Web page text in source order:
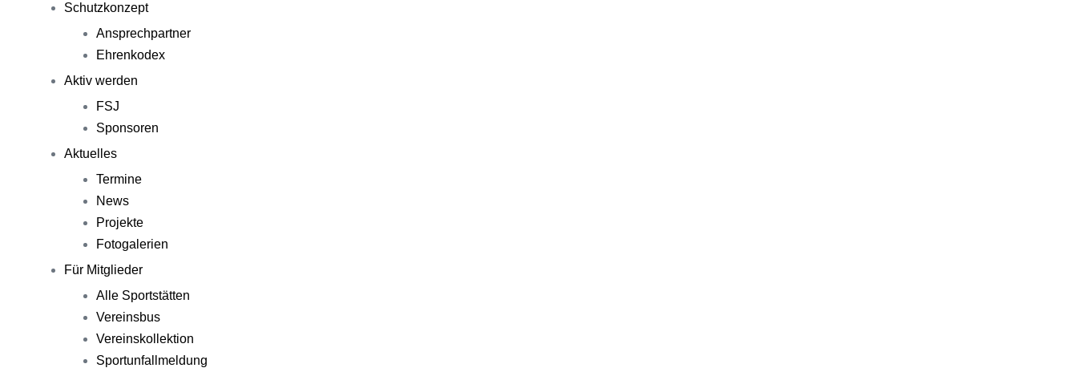
Schutzkonzept
Ansprechpartner
Ehrenkodex
Aktiv werden
FSJ
Sponsoren
Aktuelles
Termine
News
Projekte
Fotogalerien
Für Mitglieder
Alle Sportstätten
Vereinsbus
Vereinskollektion
Sportunfallmeldung